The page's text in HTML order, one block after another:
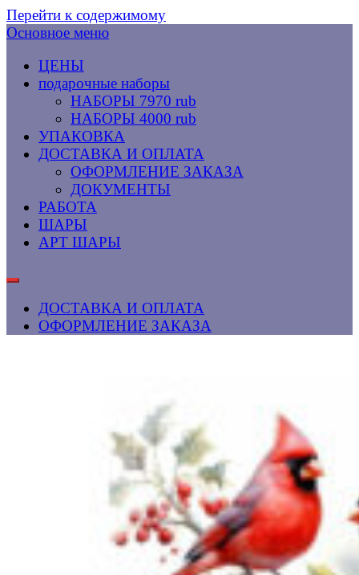
Перейти к содержимому
Основное меню
ЦЕНЫ
подарочные наборы
НАБОРЫ 7970 rub
НАБОРЫ 4000 rub
УПАКОВКА
ДОСТАВКА И ОПЛАТА
ОФОРМЛЕНИЕ ЗАКАЗА
ДОКУМЕНТЫ
РАБОТА
ШАРЫ
АРТ ШАРЫ
ДОСТАВКА И ОПЛАТА
ОФОРМЛЕНИЕ ЗАКАЗА